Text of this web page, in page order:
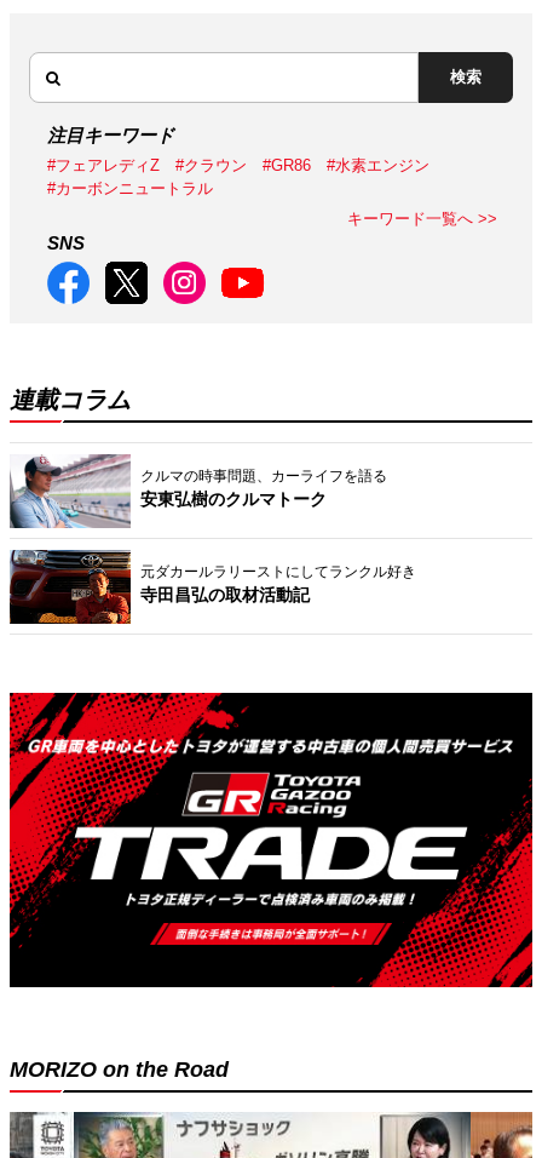
検索
注目キーワード
#フェアレディZ #クラウン #GR86
#水素エンジン
#カーボンニュートラル
キーワード一覧へ >>
SNS
連載コラム
クルマの時事問題、カーライフを語る
安東弘樹のクルマトーク
元ダカールラリーストにしてランクル好き
寺田昌弘の取材活動記
MORIZO on the Road